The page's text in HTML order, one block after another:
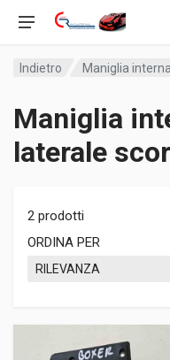
Indietro Maniglia
Maniglia
laterale
2 prodotti
ORDINA PER